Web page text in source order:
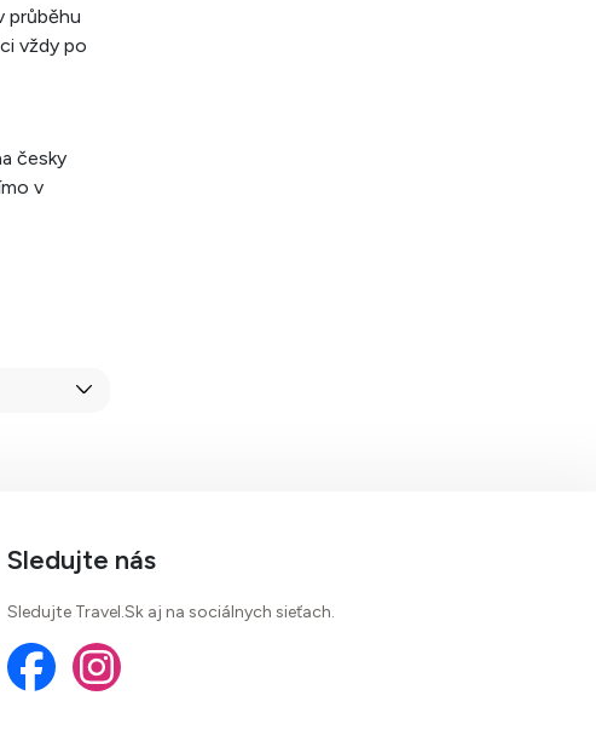
průběhu
vždy po
česky
v
Sledujte nás
Sledujte Travel.Sk aj na sociálnych sieťach.